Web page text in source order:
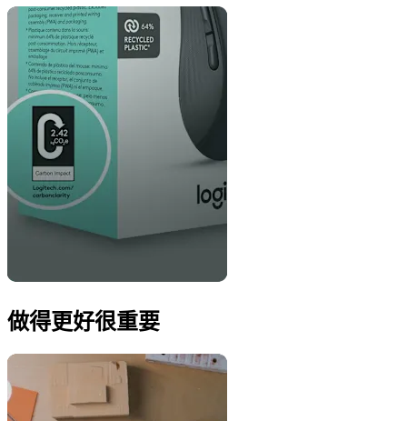
做得更好很重要